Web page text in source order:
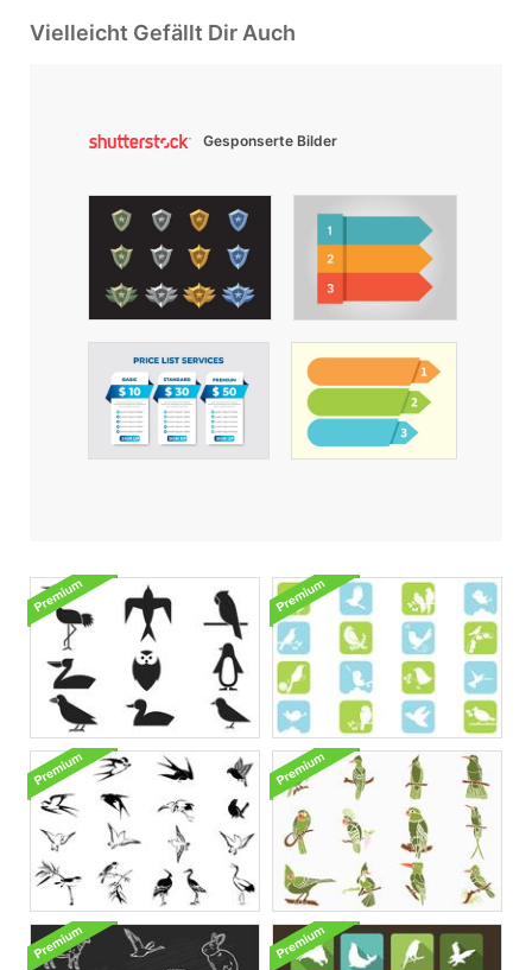
Vielleicht Gefällt Dir Auch
Gesponserte Bilder